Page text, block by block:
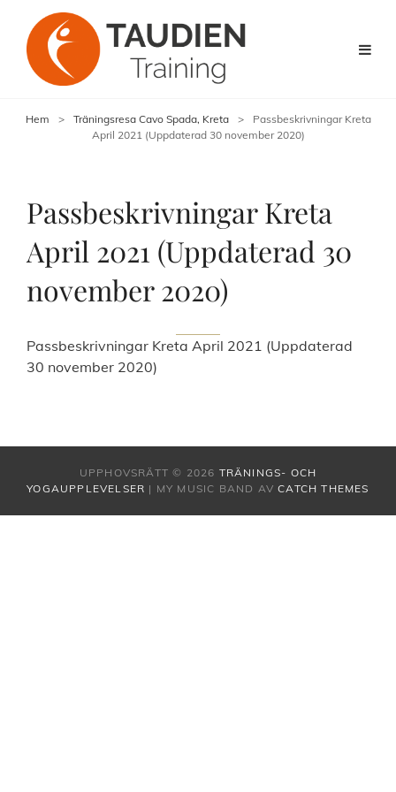
Hem > Träningsresa Cavo Spada, Kreta >
Passbeskrivningar Kreta
April 2021 (Uppdaterad 30 november 2020)
Passbeskrivningar Kreta
April 2021 (Uppdaterad 30
november 2020)
Passbeskrivningar Kreta April 2021 (Uppdaterad
30 november 2020)
UPPHOVSRÄTT © 2026 TRÄNINGS- OCH
YOGAUPPLEVELSER | MY MUSIC BAND AVCATCH THEMES